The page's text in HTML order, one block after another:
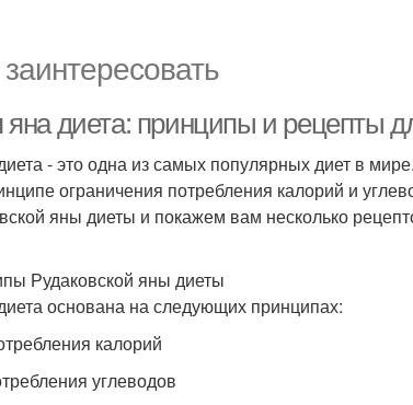
яна диета: принципы и рецепты
- это одна из самых популярных диет в
ограничения потребления калорий и
яны диеты и покажем вам несколько
Рудаковской яны диеты
основана на следующих принципах:
калорий
углеводов